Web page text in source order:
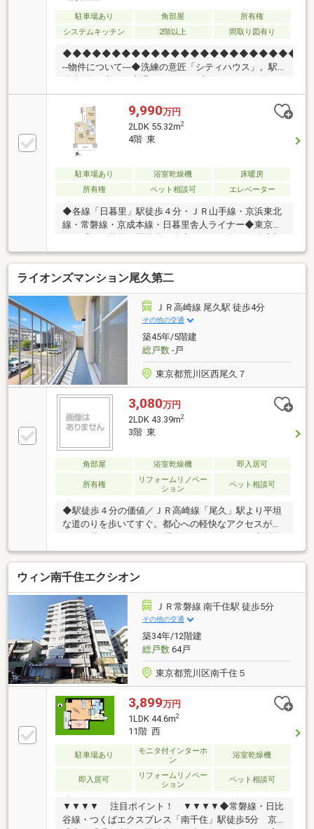
駐車場あり 角部屋
所有権
システムキッチン
2階以上 間取り図有り
◆◆◆◆◆◆◆◆◆◆◆◆◆◆◆◆◆◆◆◆◆◆◆◆◆-
--物件について---◆洗練の意匠「シティハウス」。駅
を両立した、美しき全42戸の私邸◆欲望のままに、山
手線を使い倒す贅。◆2面バルコニー付き3LDK ゆと
りのある間取り---こちらの物件でアドキャストが出来
る事---◆提携銀行のご利用が可能（金利0.92％～）◆
物件調査報告書の作成が可能です◆ライフプランシミ
ュレーション(※LP)の実施が可能です (※LPとは、住宅
購入後の資金シミュレーションで
す
9,990万円
2LDK 55.32m2
4階 東
駐車場あり 浴室乾燥機
床暖房
所有権
ペット相談可 エレベーター
◆各線「日暮里」駅徒歩４分・ＪＲ山手線・京浜東北
線・常磐線・京成本線・日暮里舎人ライナー◆東京メ
分譲：住友不動産株式会社◇施工：西武建設株式会社
◇管理：住友不動産建物サービス株式会社◆設備充実
◆～共用施設～・無線LAN給湯リモコン（遠隔操作が
可能）・オートロックハンズフリーキー・ダブルオー
トロックシステム・専用玄関ポーチ～専有部分～・玄
関姿見・スロップシンク・ＬＤ部分ＴＥＳ式温水床暖
房・食器洗い乾燥機・ディスポーザー・ＴＥＳ式浴室
換気乾燥暖房機・浴室ミストサウナつき・保温浴槽
ライオンズマンション尾久第二
ＪＲ高崎線 尾久駅 徒歩4分
その他の交通
築45年/5階建
総戸数-戸
東京都荒川区西尾久７
3,080万円
2LDK 43.39m2
3階 東
角部屋 浴室乾燥機 即入居可
所有権
リフォームリノベー
ション
ペット相談可
◆駅徒歩４分の価値／ＪＲ高崎線「尾久」駅より平坦
な道のりを歩いてすぐ。都心への軽快なアクセスが
からのフルリフォーム／目に見えない土台から水回
り、内装まで美しく一新。新築気分で心地よく、かつ
安心して長くお住まいいただけます。◆充実の生活利
便／周辺にはスーパーやドラッグストアが点在し、日
常の買い物に困りません。落ち着いた住環境と利便性
が綺麗に調和したエリアです。◆実需も投資も見込め
る資産性／２ＬＤＫの機能的な間取りは、ご自身での
居住はもちろん、将来的な賃貸運用や資産運用として
も高い適性を備えています。
ウィン南千住エクシオン
ＪＲ常磐線 南千住駅 徒歩5分
その他の交通
築34年/12階建
総戸数64戸
東京都荒川区南千住５
3,899万円
1LDK 44.6m2
11階 西
駐車場あり
モニタ付インターホ
ン
浴室乾燥機
即入居可
リフォームリノベー
ション
ペット相談可
▼▼▼▼ 注目ポイント！ ▼▼▼▼◆常磐線・日比
谷線・つくばエクスプレス「南千住」駅徒歩5分 京